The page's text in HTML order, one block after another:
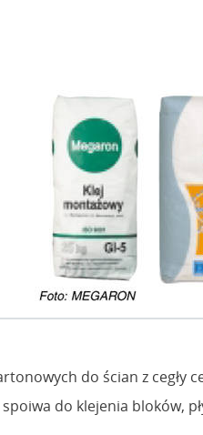
do ścian z
do klejenia bloków,